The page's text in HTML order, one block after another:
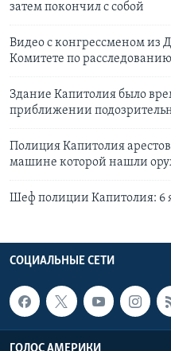
затем покончил с собой
Видео с конгрессменом из
Комитете по
Здание Капитолия было
приближении
Полиция Капитолия
машине которой нашли
Шеф полиции Капитолия: 6
СОЦИАЛЬНЫЕ СЕТИ
ГОЛОС АМЕРИКИ